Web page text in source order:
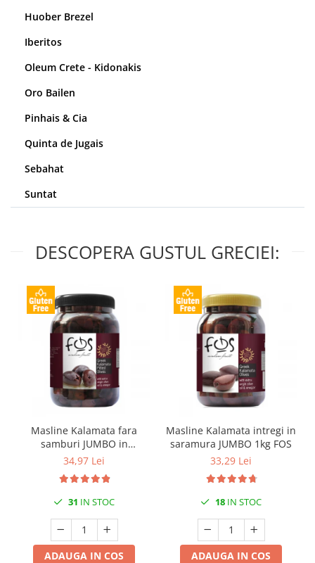
Huober Brezel
Iberitos
Oleum Crete - Kidonakis
Oro Bailen
Pinhais & Cia
Quinta de Jugais
Sebahat
Suntat
DESCOPERA GUSTUL GRECIEI:
Masline Kalamata fara
samburi JUMBO in
saramura 1kg FOS
34,97 Lei
31 IN STOC
ADAUGA IN COS
Masline Kalamata intregi in
saramura JUMBO 1kg FOS
33,29 Lei
18 IN STOC
ADAUGA IN COS